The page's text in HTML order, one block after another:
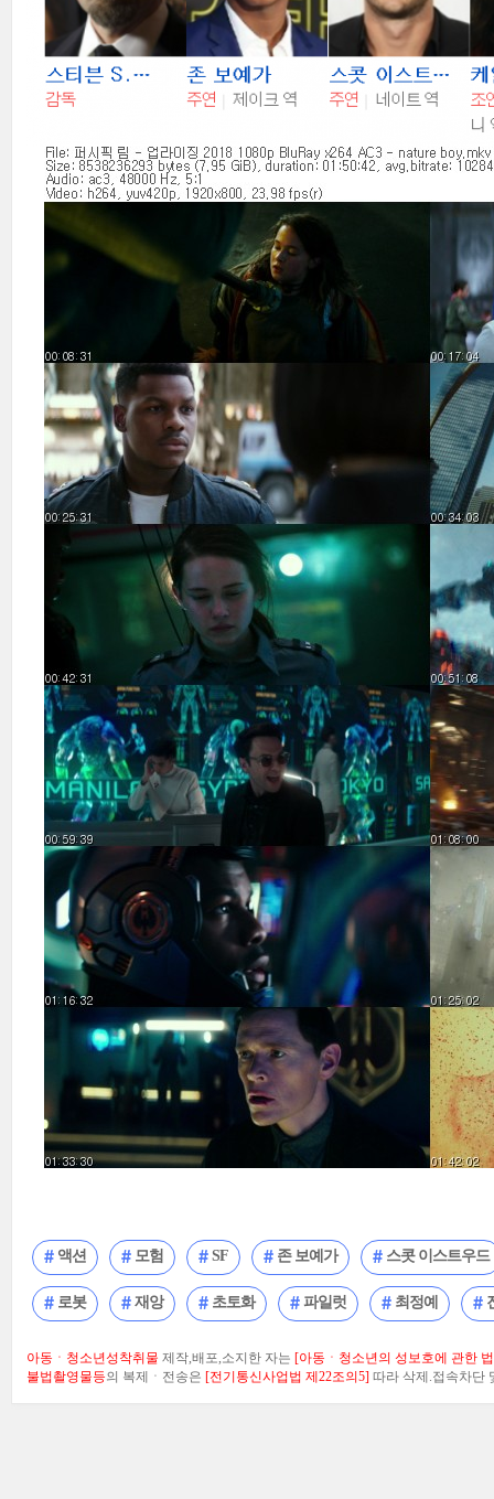
액션 모험 SF 존 보예가 스콧 이스트우드
로봇 재앙 초토화 파일럿 최정예
아동ㆍ청소년성착취물 제작,배포,소지한 자는 [아동ㆍ청소년의 성보호에 관한
불법촬영물등의 복제ㆍ전송은 [전기통신사업법 제22조의5] 따라 삭제.접속차단